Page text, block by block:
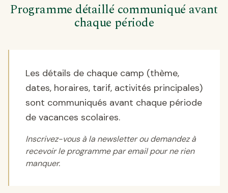
Programme détaillé communiqué avant
chaque période
Les détails de chaque camp (thème,
dates, horaires, tarif, activités principales)
sont communiqués avant chaque période
de vacances scolaires.
Inscrivez-vous à la newsletter ou demandez à
recevoir le programme par email pour ne rien
manquer.